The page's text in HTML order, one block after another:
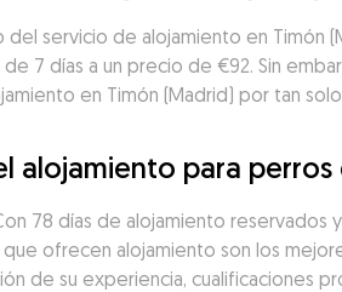
servicio de alojamiento en Timón
de 7 días a un precio de €92. Sin
en Timón (Madrid) por tan
alojamiento para
78 días de alojamiento
ofrecen alojamiento son los
de su experiencia, cualificaciones